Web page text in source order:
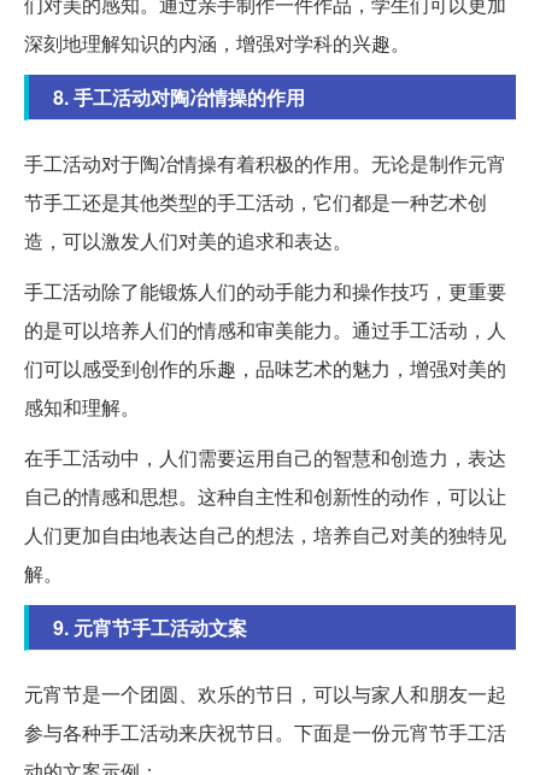
深刻地理解知识的内涵，增强对学科的兴趣。
8. 手工活动对陶冶情操的作用
手工活动对于陶冶情操有着积极的作用。无论是制作元宵
节手工还是其他类型的手工活动，它们都是一种艺术创
造，可以激发人们对美的追求和表达。
手工活动除了能锻炼人们的动手能力和操作技巧，更重要
的是可以培养人们的情感和审美能力。通过手工活动，人
们可以感受到创作的乐趣，品味艺术的魅力，增强对美的
感知和理解。
在手工活动中，人们需要运用自己的智慧和创造力，表达
自己的情感和思想。这种自主性和创新性的动作，可以让
人们更加自由地表达自己的想法，培养自己对美的独特见
解。
9. 元宵节手工活动文案
元宵节是一个团圆、欢乐的节日，可以与家人和朋友一起
参与各种手工活动来庆祝节日。下面是一份元宵节手工活